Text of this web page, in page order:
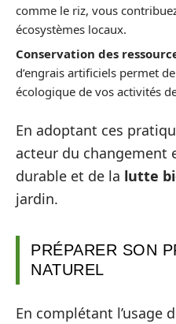
comme le riz, vous
écosystèmes locaux.
Conservation des
d’engrais artificiels permet
écologique de vos activités
En adoptant ces
acteur du changement
durable et de la lutte
jardin.
PRÉPARER SON
NATUREL
En complétant l’usage